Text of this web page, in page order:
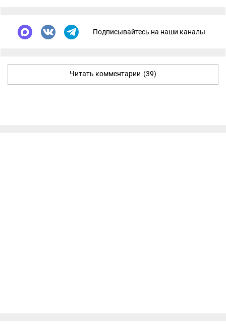
Подписывайтесь на наши каналы
Читать комментарии (39)